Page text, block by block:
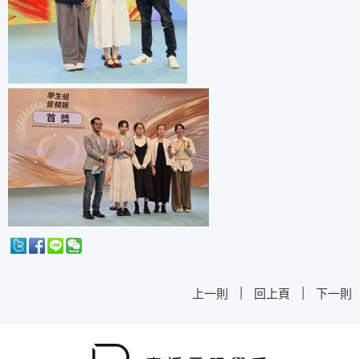
上一則 | 回上頁 | 下一則